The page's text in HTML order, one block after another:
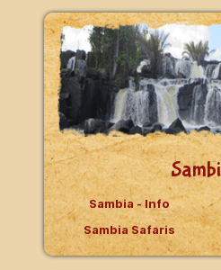
Sambia - Info
Sambia Safaris